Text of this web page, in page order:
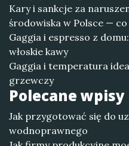
Kary i sankcje za
środowiska w Polsce —
Gaggia i espresso z
włoskie kawy
Gaggia i temperatura
grzewczy
Polecane wpisy
Jak przygotować się do
wodnoprawnego